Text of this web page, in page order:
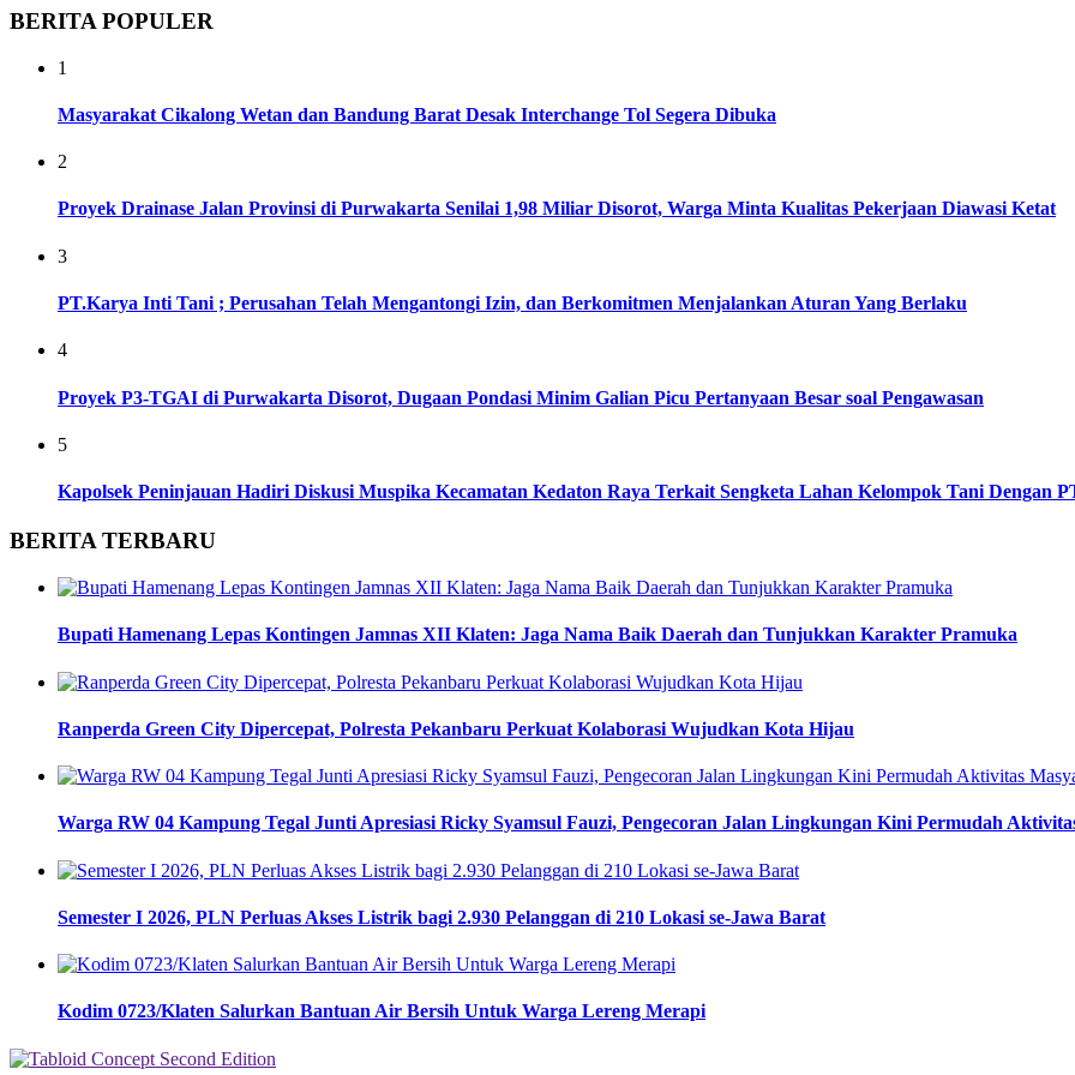
BERITA POPULER
1
Masyarakat Cikalong Wetan dan Bandung Barat Desak Interchange Tol Segera Dibuka
2
Proyek Drainase Jalan Provinsi di Purwakarta Senilai 1,98 Miliar Disorot, Warga Minta Kualitas Pekerjaan Diawasi Ketat
3
PT.Karya Inti Tani ; Perusahan Telah Mengantongi Izin, dan Berkomitmen Menjalankan Aturan Yang Berlaku
4
Proyek P3-TGAI di Purwakarta Disorot, Dugaan Pondasi Minim Galian Picu Pertanyaan Besar soal Pengawasan
5
Kapolsek Peninjauan Hadiri Diskusi Muspika Kecamatan Kedaton Raya Terkait Sengketa Lahan Kelompok Tani Dengan
BERITA TERBARU
Bupati Hamenang Lepas Kontingen Jamnas XII Klaten: Jaga Nama Baik Daerah dan Tunjukkan Karakter Pramuka
Ranperda Green City Dipercepat, Polresta Pekanbaru Perkuat Kolaborasi Wujudkan Kota Hijau
Warga RW 04 Kampung Tegal Junti Apresiasi Ricky Syamsul Fauzi, Pengecoran Jalan Lingkungan Kini Permudah
Semester I 2026, PLN Perluas Akses Listrik bagi 2.930 Pelanggan di 210 Lokasi se-Jawa Barat
Kodim 0723/Klaten Salurkan Bantuan Air Bersih Untuk Warga Lereng Merapi